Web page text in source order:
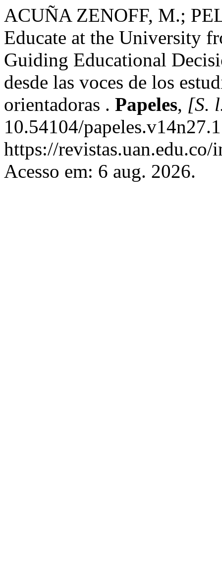
ACUÑA ZENOFF, M.;
Educate at the University
Guiding Educational
desde las voces de los
orientadoras . Papeles, [S.
10.54104/
https://
Acesso em: 6 aug. 2026.